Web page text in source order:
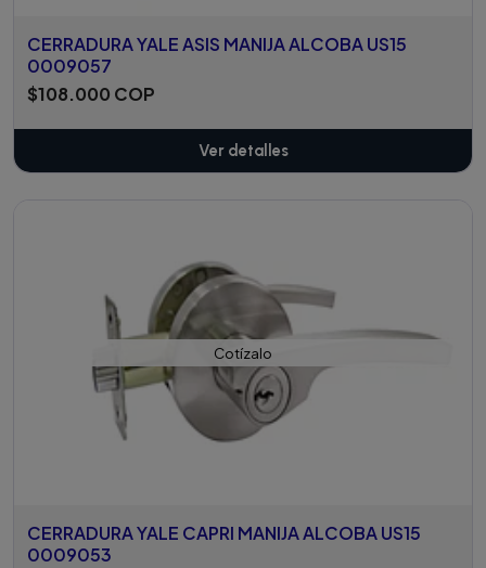
CERRADURA YALE ASIS MANIJA ALCOBA US15
0009057
$108.000 COP
Ver detalles
Cotízalo
CERRADURA YALE CAPRI MANIJA ALCOBA US15
0009053